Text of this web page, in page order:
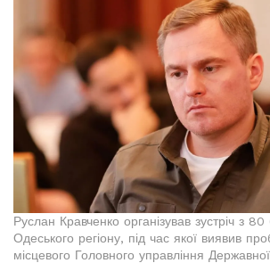
Руслан Кравченко організував зустріч з
Одеського регіону, під час якої виявив
місцевого Головного управління